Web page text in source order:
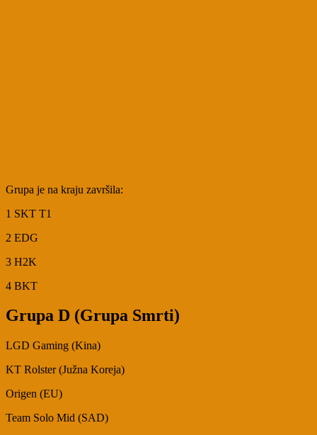
Grupa je na kraju završila:
1 SKT T1
2 EDG
3 H2K
4 BKT
Grupa D (Grupa Smrti)
LGD Gaming (Kina)
KT Rolster (Južna Koreja)
Origen (EU)
Team Solo Mid (SAD)